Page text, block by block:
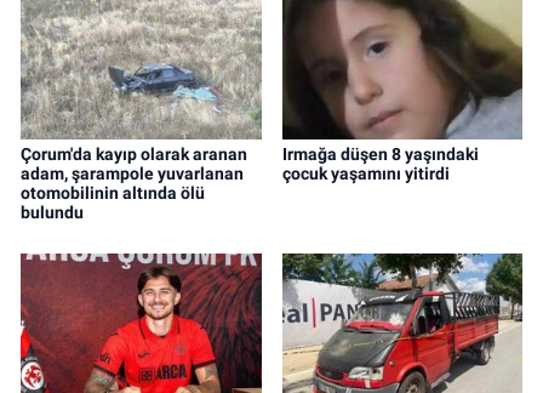
Çorum'da kayıp olarak aranan
adam, şarampole yuvarlanan
otomobilinin altında ölü
bulundu
Irmağa düşen 8 yaşındaki
çocuk yaşamını yitirdi